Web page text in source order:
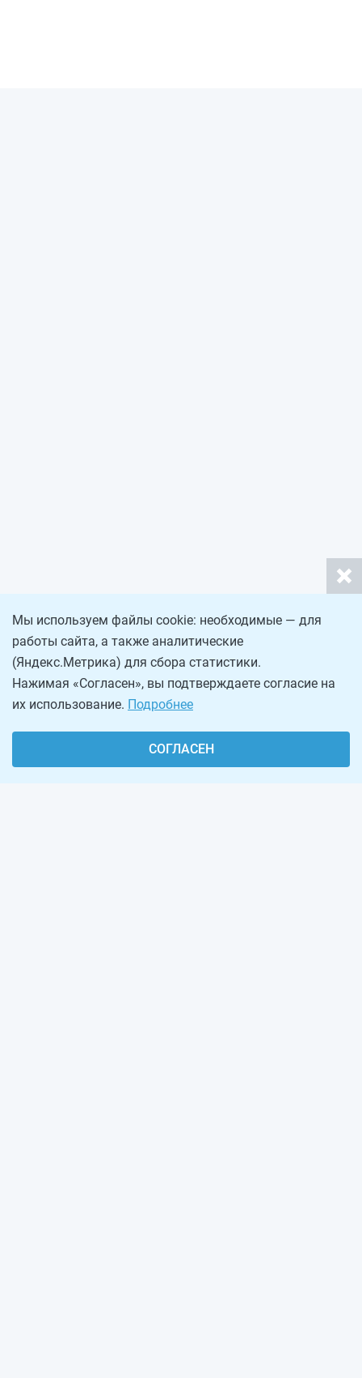
Мы используем файлы cookie: необходимые — для
работы сайта, а также аналитические
(Яндекс.Метрика) для сбора статистики.
Нажимая «Согласен», вы подтверждаете согласие на
их использование. Подробнее
СОГЛАСЕН